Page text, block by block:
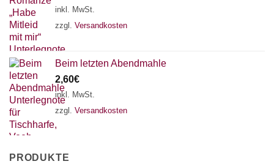
inkl. MwSt.
zzgl. Versandkosten
Beim letzten Abendmahle
2,60€
inkl. MwSt.
zzgl. Versandkosten
PRODUKTE